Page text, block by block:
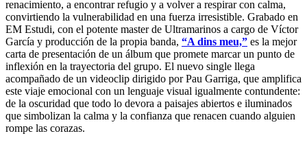
renacimiento, a encontrar refugio y a volver a respirar con calma,
convirtiendo la vulnerabilidad en una fuerza irresistible. Grabado en
EM Estudi, con el potente master de Ultramarinos a cargo de Víctor
García y producción de la propia banda, “A dins meu,” es la mejor
carta de presentación de un álbum que promete marcar un punto de
inflexión en la trayectoria del grupo. El nuevo single llega
acompañado de un videoclip dirigido por Pau Garriga, que amplifica
este viaje emocional con un lenguaje visual igualmente contundente:
de la oscuridad que todo lo devora a paisajes abiertos e iluminados
que simbolizan la calma y la confianza que renacen cuando alguien
rompe las corazas.